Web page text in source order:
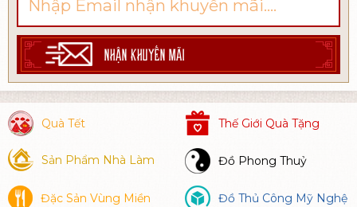
NHẬN KHUYẾN MÃI
Quà Tết Thế Giới Quà Tặng
Sản Phẩm Nhà Làm Đồ Phong Thuỷ
Đặc Sản Vùng Miền Đồ Thủ Công Mỹ Nghệ